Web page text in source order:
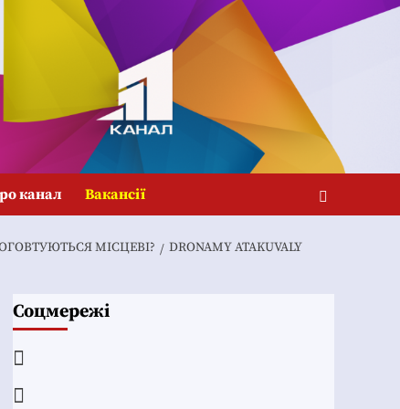
канал Вакансії
МІСЦЕВІ?
DRONAMY ATAKUVALY
Соцмережі